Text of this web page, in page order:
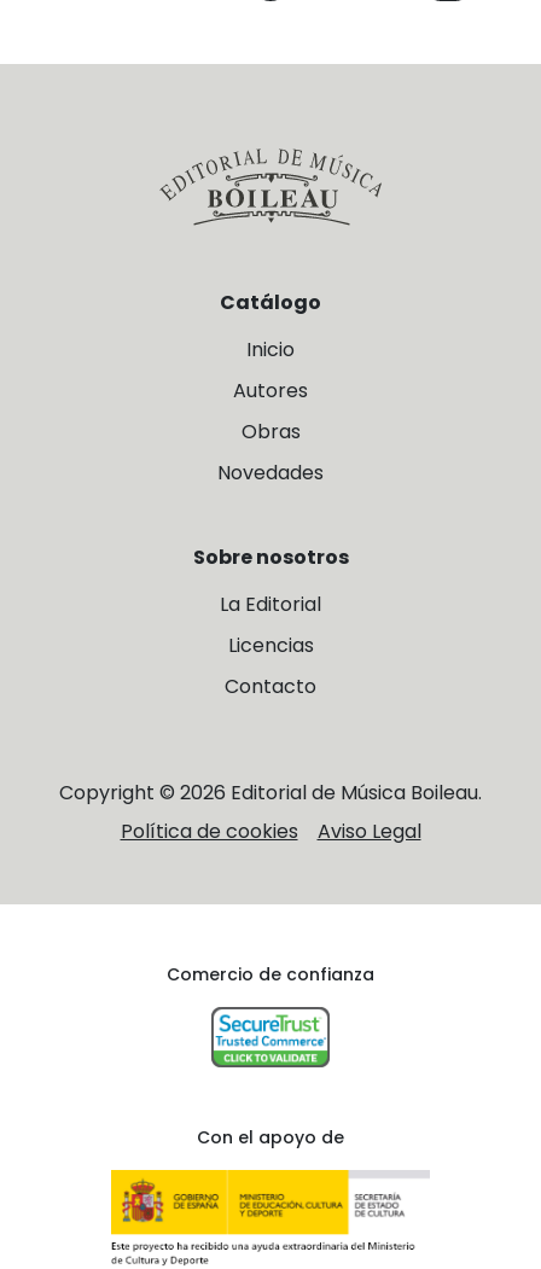
Catálogo
Inicio
Autores
Obras
Novedades
Sobre nosotros
La Editorial
Licencias
Contacto
Copyright © 2026 Editorial de Música Boileau.
Política de cookies
Aviso Legal
Comercio de confianza
Con el apoyo de